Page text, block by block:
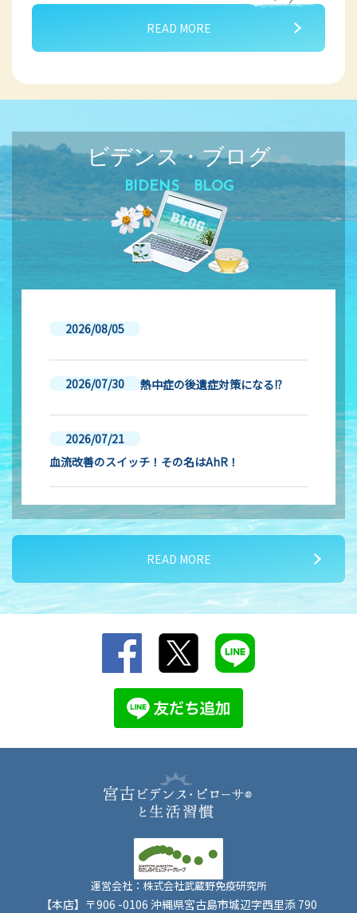
READ MORE
ビデンス・ブログ
BIDENS BLOG
2026/08/05
2026/07/30 熱中症の後遺症対策になる!?
2026/07/21
血流改善のスイッチ！その名はAhR！
2026/07/16
夏バテ対策② 血液サラサラ作用のメカニズム
2026/07/15
夏バテ対策① 気温差に負けるな！
READ MORE
運営会社：株式会社武蔵野免疫研究所
【本店】〒906 -0106 沖縄県宮古島市城辺字西里添 790